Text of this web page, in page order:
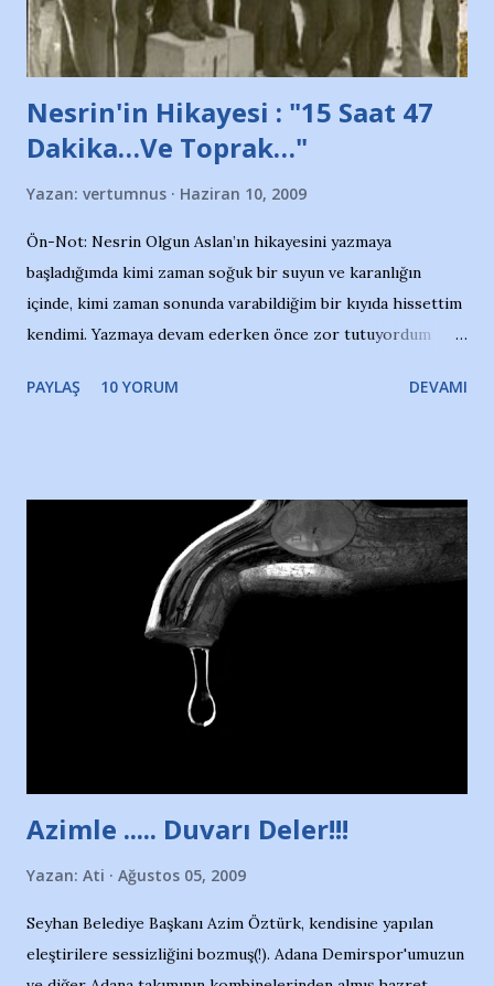
yazının hemen ardından bu habe...
Nesrin'in Hikayesi : "15 Saat 47
Dakika…Ve Toprak…"
Yazan: vertumnus Haziran 10, 2009
Ön-Not: Nesrin Olgun Aslan’ın hikayesini yazmaya
başladığımda kimi zaman soğuk bir suyun ve karanlığın
içinde, kimi zaman sonunda varabildiğim bir kıyıda hissettim
kendimi. Yazmaya devam ederken önce zor tutuyordum
Yazımı, ağlayarak bitirebildim ancak…Kendisinin web
Nesrin’in Hikayesi’ne başlıyorum… 1964 Adana Yüzme
havuzunun kenarında 7 yaşında kara kuru bir kız çocuğu
duruyor. Havuzun içinde Adana Demirspor Kulübü
yüzücüleri. Erkekler çoğunlukta. Küçük kız etrafına bakıyor.
Sadece 4 kız çocuğu var. Nesrin, Adana Demirspor’un 4
kızından biri oluyor o gün…Giriyor havuza. 1973 – 1975
Adana Nesrin, 16 yaşında. Yüzüyor. 7 yaşında girdiği
Türkiye 3.lüğü var. 17 yaşında mar...
PAYLAŞ 10 YORUM DEVAMI
Azimle ..... Duvarı Deler!!!
Yazan: Ati Ağustos 05, 2009
Seyhan Belediye Başkanı Azim Öztürk, kendisine yapılan
eleştirilere sessizliğini bozmuş(!). Adana Demirspor'umuzun